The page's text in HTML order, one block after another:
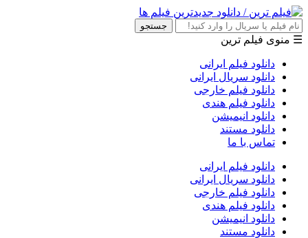
جستجو
☰ منوی فیلم ترین
دانلود فیلم ایرانی
دانلود سریال ایرانی
دانلود فیلم خارجی
دانلود فیلم هندی
دانلود انیمیشن
دانلود مستند
تماس با ما
دانلود فیلم ایرانی
دانلود سریال ایرانی
دانلود فیلم خارجی
دانلود فیلم هندی
دانلود انیمیشن
دانلود مستند